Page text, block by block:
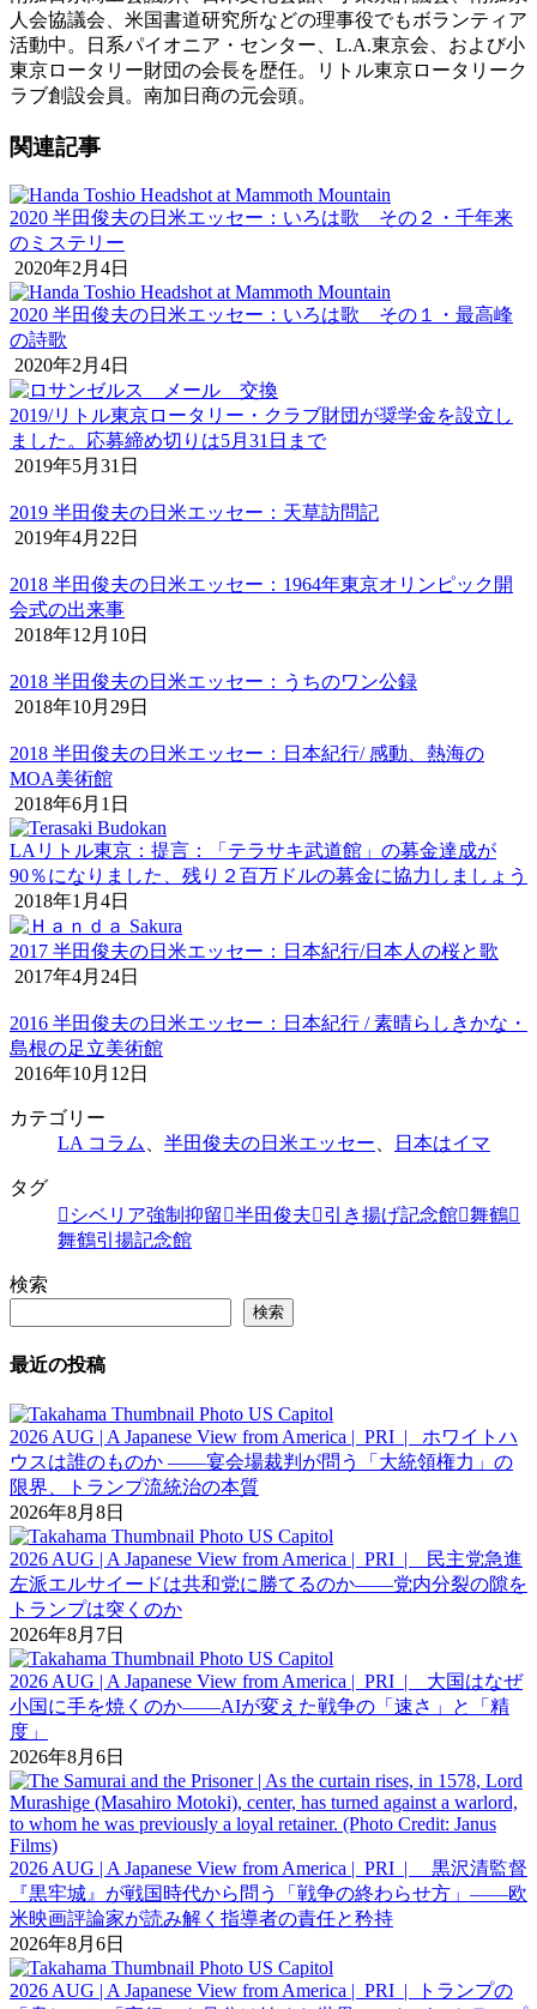
人会協議会、米国書道研究所などの理事役でもボランティア
活動中。日系パイオニア・センター、L.A.東京会、および小
東京ロータリー財団の会長を歴任。リトル東京ロータリーク
ラブ創設会員。南加日商の元会頭。
関連記事
2020 半田俊夫の日米エッセー：いろは歌 その２・千年来
のミステリー
2020年2月4日
2020 半田俊夫の日米エッセー：いろは歌 その１・最高峰
の詩歌
2020年2月4日
2019/リトル東京ロータリー・クラブ財団が奨学金を設立し
ました。応募締め切りは5月31日まで
2019年5月31日
2019 半田俊夫の日米エッセー：天草訪問記
2019年4月22日
2018 半田俊夫の日米エッセー：1964年東京オリンピック開
会式の出来事
2018年12月10日
2018 半田俊夫の日米エッセー：うちのワン公録
2018年10月29日
2018 半田俊夫の日米エッセー：日本紀行/ 感動、熱海の
MOA美術館
2018年6月1日
LAリトル東京：提言：「テラサキ武道館」の募金達成が
90％になりました、残り２百万ドルの募金に協力しましょう
2018年1月4日
2017 半田俊夫の日米エッセー：日本紀行/日本人の桜と歌
2017年4月24日
2016 半田俊夫の日米エッセー：日本紀行 / 素晴らしきかな・
島根の足立美術館
2016年10月12日
カテゴリー
LA コラム
半田俊夫の日米エッセー 日本はイマ
タグ
シベリア強制抑留
半田俊夫 引き揚げ記念館 舞鶴
舞鶴引揚記念館
検索
検索
最近の投稿
2026 AUG | A Japanese View from America | PRI | ホワイトハ
ウスは誰のものか ――宴会場裁判が問う「大統領権力」の
限界、トランプ流統治の本質
2026年8月8日
2026 AUG | A Japanese View from America | PRI | 民主党急進
左派エルサイードは共和党に勝てるのか――党内分裂の隙を
トランプは突くのか
2026年8月7日
2026 AUG | A Japanese View from America | PRI | 大国はなぜ
小国に手を焼くのか――AIが変えた戦争の「速さ」と「精
度」
2026年8月6日
2026 AUG | A Japanese View from America | PRI | 黒沢清監督
『黒牢城』が戦国時代から問う「戦争の終わらせ方」――欧
米映画評論家が読み解く指導者の責任と矜持
2026年8月6日
2026 AUG | A Japanese View from America | PRI | トランプの